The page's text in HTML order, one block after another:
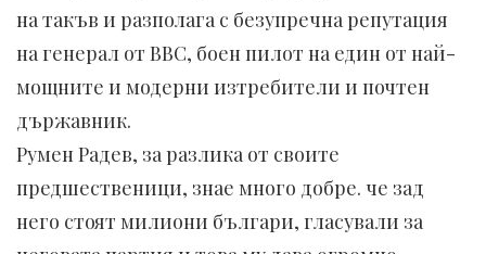
на такъв и разполага с безупречна репутация
на генерал от ВВС, боен пилот на един от най-
мощните и модерни изтребители и почтен
държавник.
Румен Радев, за разлика от своите
предшественици, знае много добре. че зад
него стоят милиони българи, гласували за